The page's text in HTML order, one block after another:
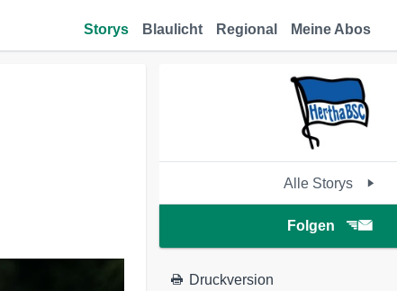
Storys Blaulicht Regional Meine Abos
Alle Storys
Folgen
Druckversion